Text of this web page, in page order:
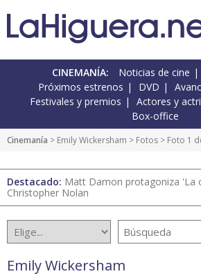
CINEMANÍA: Noticias de cine
Próximos estrenos
DVD
Festivales y premios
Actores y
Box-office
Cinemanía > Emily Wickersham > Fotos > Foto 1
Destacado: Matt Damon protagoniza 'La
Christopher Nolan
Emily Wickersham